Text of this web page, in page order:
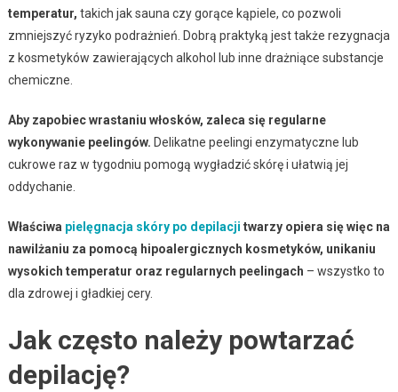
temperatur, takich jak sauna czy gorące kąpiele, co pozwoli
zmniejszyć ryzyko podrażnień. Dobrą praktyką jest także rezygnacja
z kosmetyków zawierających alkohol lub inne drażniące substancje
chemiczne.
Aby zapobiec wrastaniu włosków, zaleca się regularne
wykonywanie peelingów. Delikatne peelingi enzymatyczne lub
cukrowe raz w tygodniu pomogą wygładzić skórę i ułatwią jej
oddychanie.
Właściwa pielęgnacja skóry po depilacji twarzy opiera się więc na
nawilżaniu za pomocą hipoalergicznych kosmetyków, unikaniu
wysokich temperatur oraz regularnych peelingach – wszystko to
dla zdrowej i gładkiej cery.
Jak często należy powtarzać
depilację?